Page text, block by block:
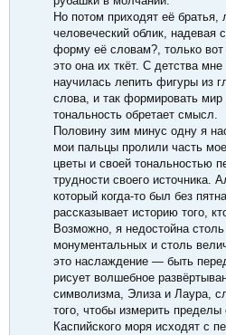
Но потом приходят её
человеческий облик, надевая
форму её словам?, только
это она их ткёт. С детства
научилась лепить фигуры из
слова, и так формировать мир
тональность обретает смысл.
Половину зим минус одну я
мои пальцы пролили часть
цветы и своей тональностью
трудности своего источника.
который когда-то был без
рассказывает историю того,
Возможно, я недостойна
монументальных и столь
это наслаждение — быть
рисует волшебное
символизма, Элиза и Лаура,
того, чтобы измерить пределы
Каспийского моря исходят с